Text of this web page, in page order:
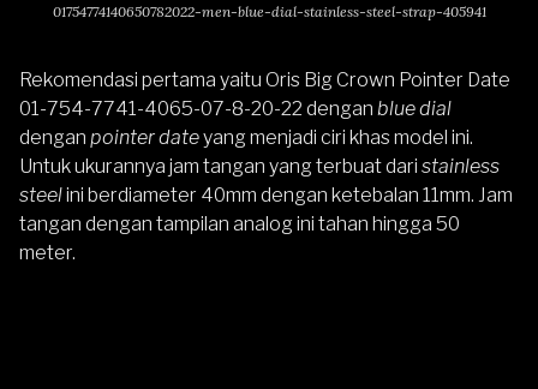
01754774140650782022-men-blue-dial-stainless-steel-strap-405941
Rekomendasi pertama yaitu Oris Big Crown Pointer Date
01-754-7741-4065-07-8-20-22 dengan blue dial
dengan pointer dateyang menjadi ciri khas model ini.
Untuk ukurannya jam tangan yang terbuat dari stainless
steelini berdiameter 40mm dengan ketebalan 11mm. Jam
tangan dengan tampilan analog ini tahan hingga 50
meter.